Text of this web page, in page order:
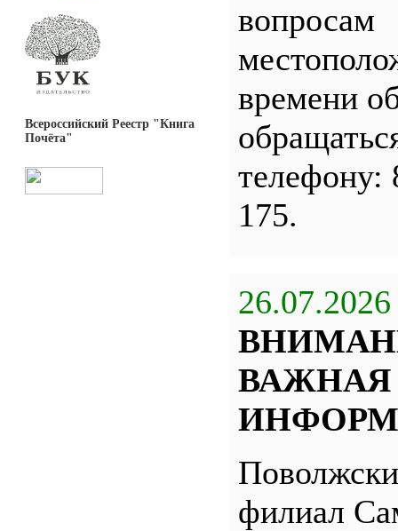
Всероссийский Реестр "Книга
Почёта"
вопросам
времени
телефону:
175.
26.07.2026
ВАЖНАЯ
филиал